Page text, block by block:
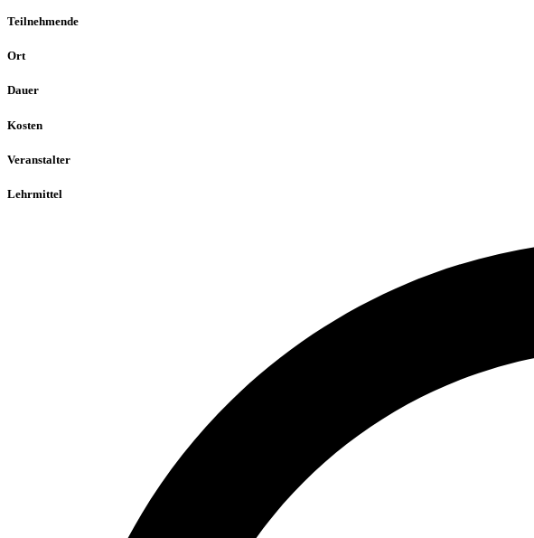
Teilnehmende
Ort
Dauer
Kosten
Veranstalter
Lehrmittel